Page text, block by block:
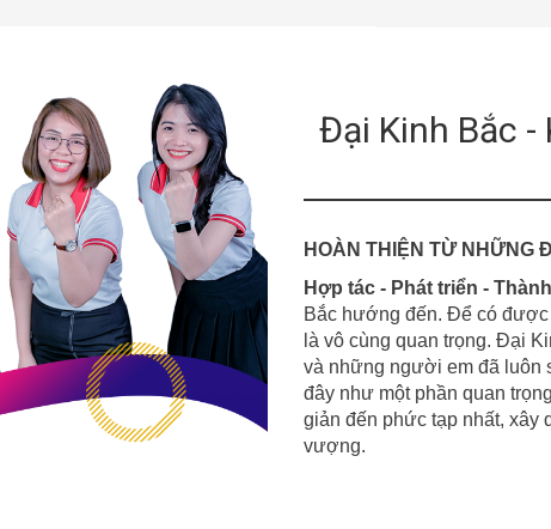
Đại Kinh Bắc
HOÀN THIỆN TỪ NHỮNG
Hợp tác - Phát triển -
Bắc hướng đến. Để có
là vô cùng quan trọng. Đại
và những người em đã luôn
đây như một phần quan
giản đến phức tạp nhất, xây
vượng.